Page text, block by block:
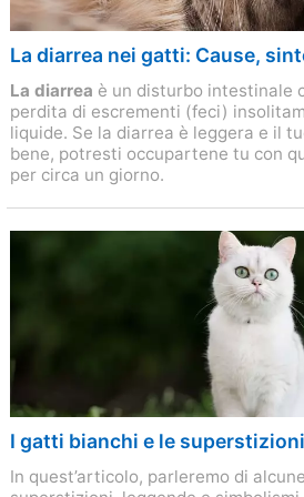
La diarrea nei gatti: Cause,
La diarrea è un disturbo intestinale
perdita di escrementi (feci)
liquide. Se la diarrea è leggera e il
bene, potresti occupartene tu con
per circa un giorno.
I gatti bianchi e le superstizioni
In quest’articolo, parleremo di